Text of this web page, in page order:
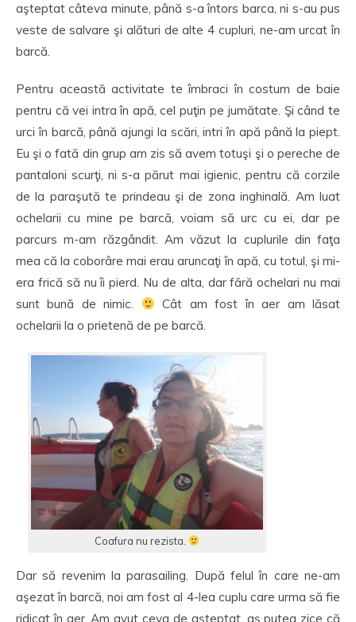
aşteptat câteva minute, până s-a întors barca, ni s-au pus
veste de salvare şi alături de alte 4 cupluri, ne-am urcat în
barcă.
Pentru această activitate te îmbraci în costum de baie
pentru că vei intra în apă, cel puţin pe jumătate. Şi când te
urci în barcă, până ajungi la scări, intri în apă până la piept.
Eu şi o fată din grup am zis să avem totuşi şi o pereche de
pantaloni scurţi, ni s-a părut mai igienic, pentru că corzile
de la paraşută te prindeau şi de zona inghinală. Am luat
ochelarii cu mine pe barcă, voiam să urc cu ei, dar pe
parcurs m-am răzgândit. Am văzut la cuplurile din faţa
mea că la coborâre mai erau aruncaţi în apă, cu totul, şi mi-
era frică să nu îi pierd. Nu de alta, dar fără ochelari nu mai
sunt bună de nimic.
Cât am fost în aer am lăsat
ochelarii la o prietenă de pe barcă.
Coafura nu rezista.
Dar să revenim la parasailing. După felul în care ne-am
aşezat în barcă, noi am fost al 4-lea cuplu care urma să fie
ridicat în aer. Am avut ceva de aşteptat, aş putea zice că